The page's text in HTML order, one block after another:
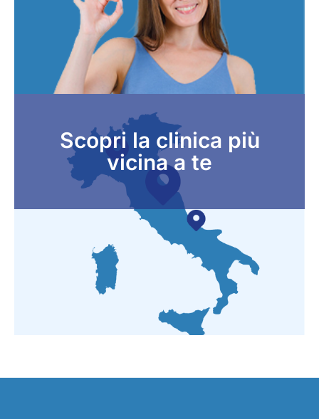
Scopri la clinica più
vicina a te